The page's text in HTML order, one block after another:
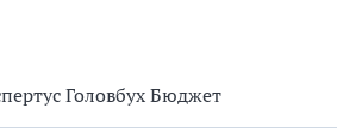
Головбух Бюджет